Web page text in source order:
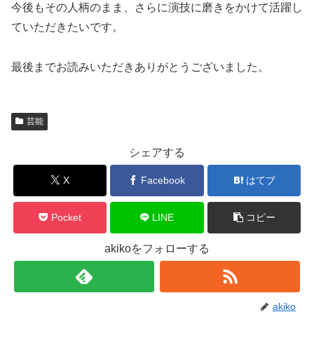
今後もその人柄のまま、さらに演技に磨きをかけて活躍し
ていただきたいです。
最後までお読みいただきありがとうございました。
芸能
シェアする
X Facebook はてブ
Pocket LINE コピー
akikoをフォローする
akiko